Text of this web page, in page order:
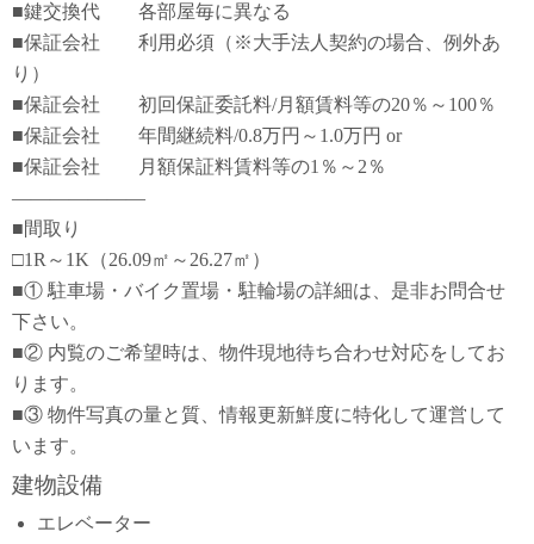
■鍵交換代 各部屋毎に異なる
■保証会社 利用必須（※大手法人契約の場合、例外あ
り）
■保証会社 初回保証委託料/月額賃料等の20％～100％
■保証会社 年間継続料/0.8万円～1.0万円 or
■保証会社 月額保証料賃料等の1％～2％
―――――――
■間取り
□1R～1K（26.09㎡～26.27㎡）
■① 駐車場・バイク置場・駐輪場の詳細は、是非お問合せ
下さい。
■② 内覧のご希望時は、物件現地待ち合わせ対応をしてお
ります。
■③ 物件写真の量と質、情報更新鮮度に特化して運営して
います。
建物設備
エレベーター